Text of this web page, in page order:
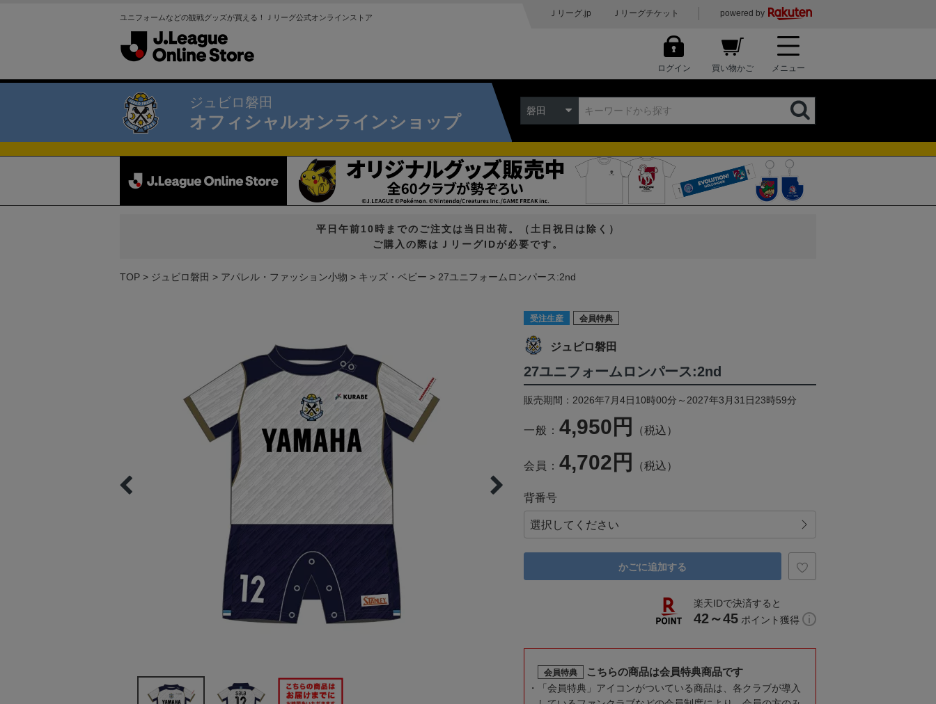
ユニフォームなどの観戦グッズが買える！Ｊリーグ公式オンラインストア Ｊリーグ.jp Ｊリーグチケット powered by
ログイン 買い物かご メニュー
ジュビロ磐田
オフィシャルオンラインショップ
磐田
平日午前10時までのご注文は当日出荷。（土日祝日は除く）
ご購入の際はＪリーグIDが必要です。
TOP ジュビロ磐田 アパレル・ファッション小物 キッズ・ベビー 27ユニフォームロンパース:2nd
受注生産 会員特典
ジュビロ磐田
27ユニフォームロンパース:2nd
販売期間：2026年7月4日10時00分～2027年3月31日23時59分
一般： 4,950円 （税込）
会員： 4,702円 （税込）
背番号
かごに追加する
楽天IDで決済すると
42～45 ポイント獲得
会員特典 こちらの商品は会員特典商品です
「会員特典」アイコンがついている商品は、各クラブが導入